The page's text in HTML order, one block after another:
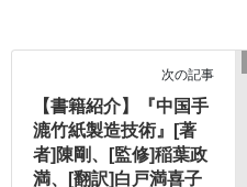
次の記事
【書籍紹介】『中国手
漉竹紙製造技術』[著
者]陳剛、[監修]稲葉政
満、[翻訳]白戸満喜子